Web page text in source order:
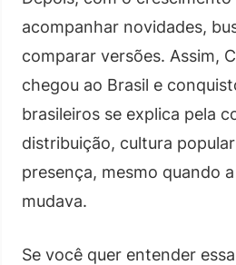
acompanhar novidades,
comparar versões. Assim,
chegou ao Brasil e
brasileiros se explica pela
distribuição, cultura
presença, mesmo quando
mudava.
Se você quer entender